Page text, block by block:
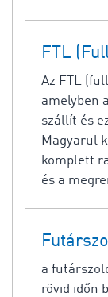
FTL
Az FTL
amelyben
szállít és
Magyarul
komplett
és a
a
rövid időn